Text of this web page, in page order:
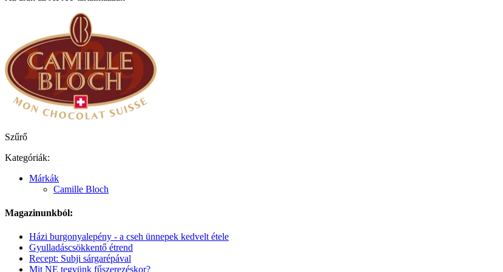
Szűrő
Kategóriák:
Márkák
Camille Bloch
Magazinunkból:
Házi burgonyalepény - a cseh ünnepek kedvelt étele
Gyulladáscsökkentő étrend
Recept: Subji sárgarépával
Mit NE tegyünk fűszerezéskor?